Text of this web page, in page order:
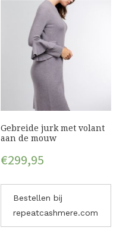
Gebreide jurk met volant
aan de mouw
€299,95
Bestellen bij
repeatcashmere.com